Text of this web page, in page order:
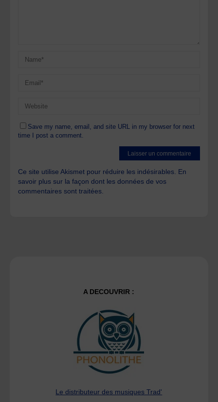
Save my name, email, and site URL in my browser for next
time I post a comment.
Ce site utilise Akismet pour réduire les indésirables. En
savoir plus sur la façon dont les données de vos
commentaires sont traitées.
A DECOUVRIR :
Le distributeur des musiques Trad'